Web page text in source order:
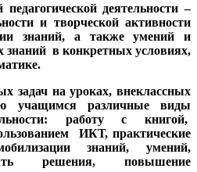
деятельности –
и творческой активности
знаний, а также умений и
знаний в конкретных условиях,
задач на уроках, внеклассных
учащимся различные виды
работу с книгой,
ИКТ, практические
знаний, умений,
решения, повышение